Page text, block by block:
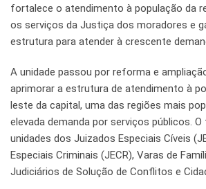
fortalece o atendimento à população da
os serviços da Justiça dos moradores e
estrutura para atender à crescente
A unidade passou por reforma e
aprimorar a estrutura de atendimento à
leste da capital, uma das regiões mais
elevada demanda por serviços públicos.
unidades dos Juizados Especiais Cíveis
Especiais Criminais (JECR), Varas de
Judiciários de Solução de Conflitos e